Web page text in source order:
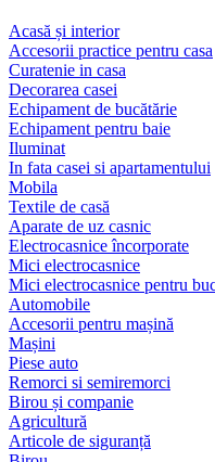
Acasă și interior
Accesorii practice pentru casa
Curatenie in casa
Decorarea casei
Echipament de bucătărie
Echipament pentru baie
Iluminat
In fata casei si apartamentului
Mobila
Textile de casă
Aparate de uz casnic
Electrocasnice încorporate
Mici electrocasnice
Mici electrocasnice pentru
Automobile
Accesorii pentru mașină
Mașini
Piese auto
Remorci si semiremorci
Birou și companie
Agricultură
Articole de siguranță